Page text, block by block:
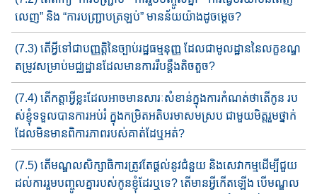
លេញ​​” និង “ការបញ្ជា្របត្រឡប់​” មានន័យយ៉ាងដូចម្ដេច?
(7.3) តើអ្វីទៅជាប​ញ្ញត្តិនៃ​ច្បាប់រដ្ឋ​ធម្មនុញ្ញ ​​​​ដែលជាមូលដ្ឋាន​នៃ​លក្ខខណ្ឌ​​​
តម្រូវ​សម្រាប់​មជ្ឈដ្ឋានដែលមានការរឹបន្តឹង​​តិចតួច​​?
(7.4) តើកត្តាអ្វីខ្លះដែលអាចមានសារៈសំខាន់ក្នុងការកំណត់ថាតើកូន រប​
ស់ខ្ញុំទទួលបាន​​ការអប់រំ​ ក្នុង​កម្រិត​អតិបរមា​សមស្រប ជាមួយ​មិត្ត​រួម​​ថ្នាក់​
ដែលមិនមាន​ពិការភាពរបស់គាត់ដែឬអត់​​​?
(7.5) តើមណ្ឌលសិក្សាធិការត្រូវតែផ្ដល់នូវជំនួយ និងសេវាក​ម្មដើម្បី​ជួយ​
ដល់ការរួមបញ្ចូលគ្នារបស់កូនខ្ញុំ​ដែរ​ឬ​ទេ​​? តើមានអ្វីកើត​ឡើង​ បើ​​មណ្ឌល